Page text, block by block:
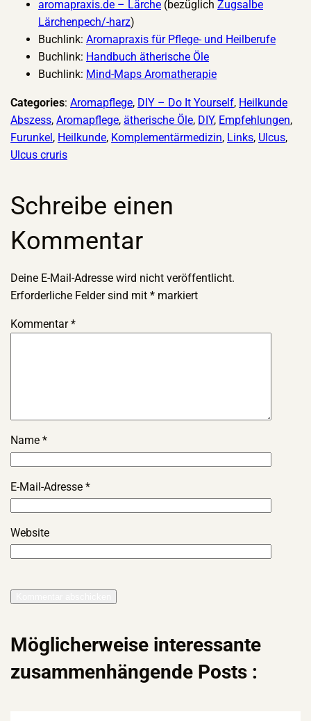
aromapraxis.de – Lärche (bezüglichZugsalbe
Lärchenpech/-harz)
Buchlink:Aromapraxis für Pflege- und Heilberufe
Buchlink: Handbuch ätherische Öle
Buchlink: Mind-Maps Aromatherapie
Categories:Aromapflege, DIY – Do It Yourself, Heilkunde
Abszess, Aromapflege, ätherische Öle, DIY, Empfehlungen
Furunkel, Heilkunde, Komplementärmedizin, Links, Ulcus
Ulcus cruris
Schreibe einen
Kommentar
Deine E-Mail-Adresse wird nicht veröffentlicht.
Erforderliche Felder sind mit* markiert
Kommentar*
Name*
E-Mail-Adresse*
Website
Möglicherweise interessante
zusammenhängende Posts :